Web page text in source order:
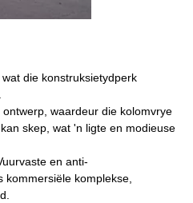
die konstruksietydperk
waardeur die kolomvrye
skep, wat 'n ligte en modieuse
en anti-
komplekse,